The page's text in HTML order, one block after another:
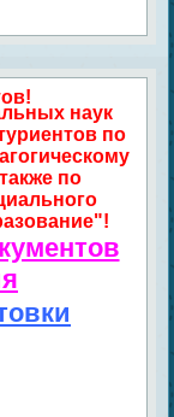
наук
по
по